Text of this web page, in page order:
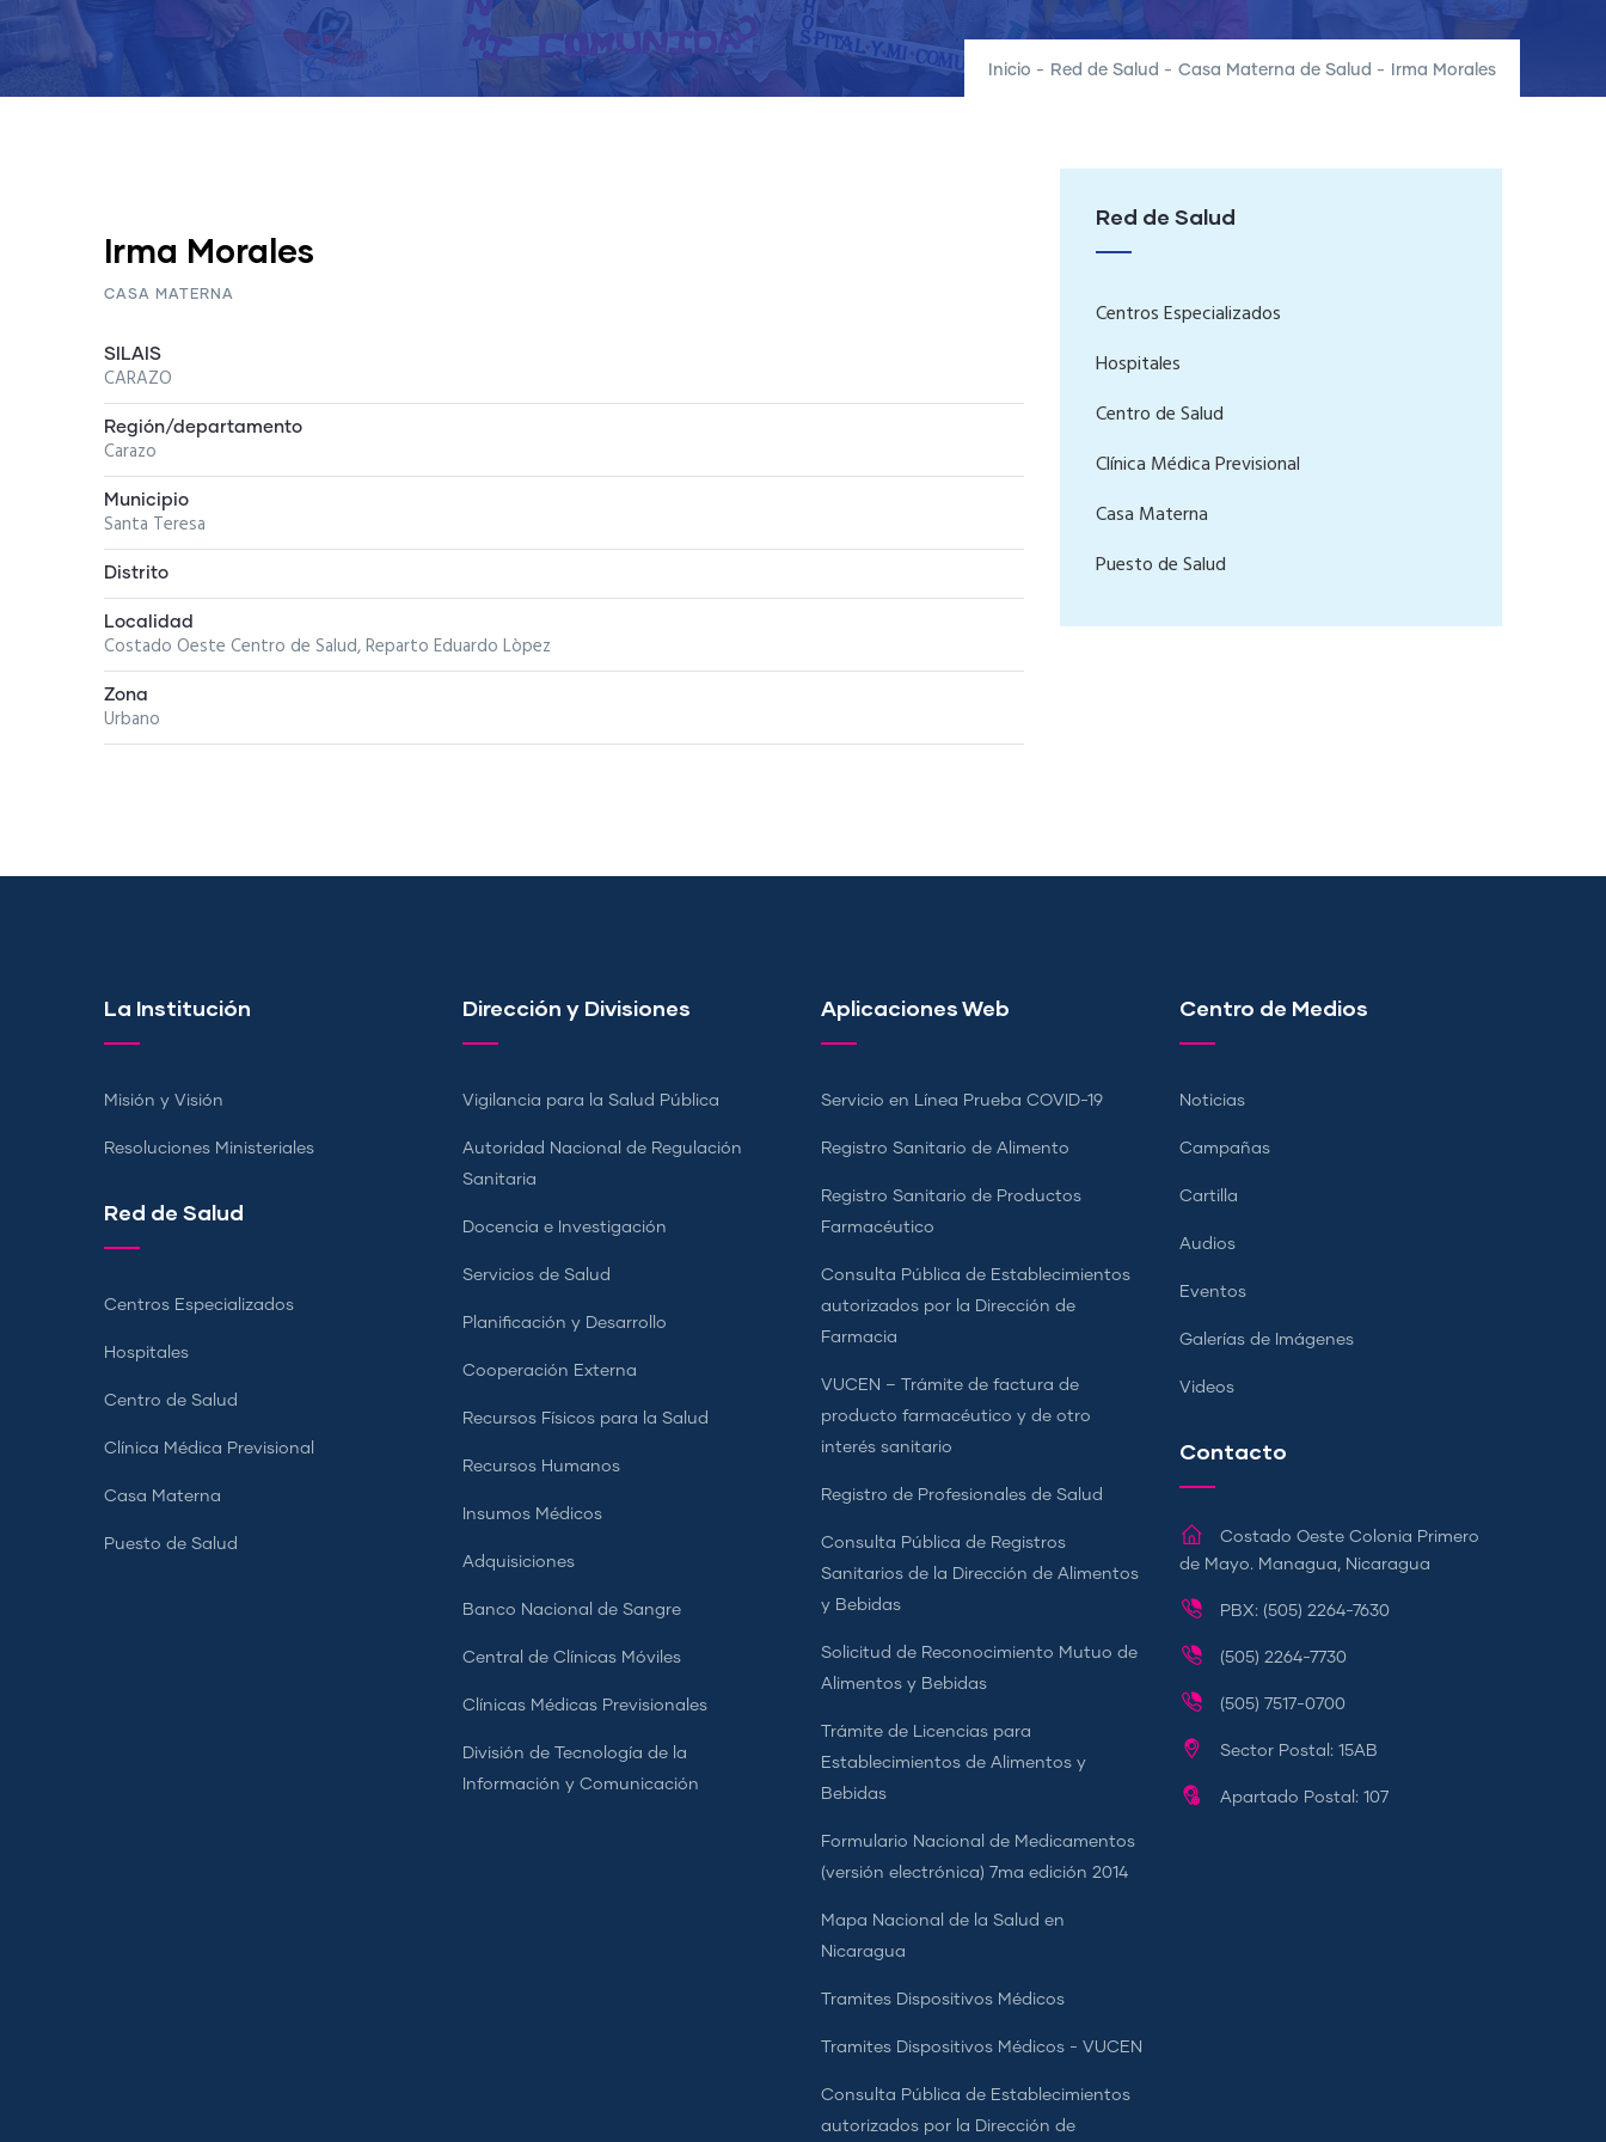
Inicio - Red de Salud - Casa Materna de Salud - Irma Morales
Irma Morales
CASA MATERNA
SILAIS
CARAZO
Región/departamento
Carazo
Municipio
Santa Teresa
Distrito
Localidad
Costado Oeste Centro de Salud, Reparto Eduardo Lòpez
Zona
Urbano
Red de Salud
Centros Especializados
Hospitales
Centro de Salud
Clínica Médica Previsional
Casa Materna
Puesto de Salud
La Institución
Misión y Visión
Resoluciones Ministeriales
Red de Salud
Centros Especializados
Hospitales
Centro de Salud
Clínica Médica Previsional
Casa Materna
Puesto de Salud
Dirección y Divisiones
Vigilancia para la Salud Pública
Autoridad Nacional de Regulación
Sanitaria
Docencia e Investigación
Servicios de Salud
Planificación y Desarrollo
Cooperación Externa
Recursos Físicos para la Salud
Recursos Humanos
Insumos Médicos
Adquisiciones
Banco Nacional de Sangre
Central de Clínicas Móviles
Clínicas Médicas Previsionales
División de Tecnología de la
Información y Comunicación
Aplicaciones Web
Servicio en Línea Prueba COVID-19
Registro Sanitario de Alimento
Registro Sanitario de Productos
Farmacéutico
Consulta Pública de Establecimientos
autorizados por la Dirección de
Farmacia
VUCEN – Trámite de factura de
producto farmacéutico y de otro
interés sanitario
Registro de Profesionales de Salud
Consulta Pública de Registros
Sanitarios de la Dirección de Alimentos
y Bebidas
Solicitud de Reconocimiento Mutuo de
Alimentos y Bebidas
Trámite de Licencias para
Establecimientos de Alimentos y
Bebidas
Formulario Nacional de Medicamentos
(versión electrónica) 7ma edición 2014
Mapa Nacional de la Salud en
Nicaragua
Tramites Dispositivos Médicos
Tramites Dispositivos Médicos - VUCEN
Consulta Pública de Establecimientos
autorizados por la Dirección de
Centro de Medios
Noticias
Campañas
Cartilla
Audios
Eventos
Galerías de Imágenes
Videos
Contacto
Costado Oeste Colonia Primero
de Mayo. Managua, Nicaragua
PBX: (505) 2264-7630
(505) 2264-7730
(505) 7517-0700
Sector Postal: 15AB
Apartado Postal: 107